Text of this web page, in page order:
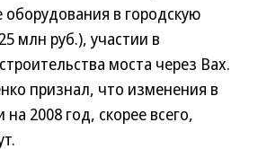
оборудования в городскую
млн руб.), участии в
моста через Вах.
признал, что изменения в
2008 год, скорее всего,